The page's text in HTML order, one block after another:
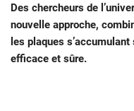
Des chercheurs de
nouvelle approche,
les plaques
efficace et sûre.